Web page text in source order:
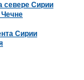
севере Сирии
Сирии